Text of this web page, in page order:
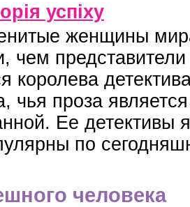
успіху
женщины
чем
королева
чья проза
Ее детективы
по
человека